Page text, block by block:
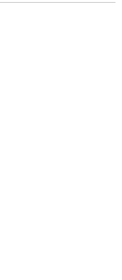
新标签页，如图：